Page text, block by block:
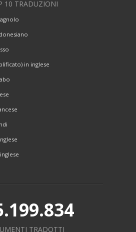
10 TRADUZIONI
in inglese
TRADOTTI